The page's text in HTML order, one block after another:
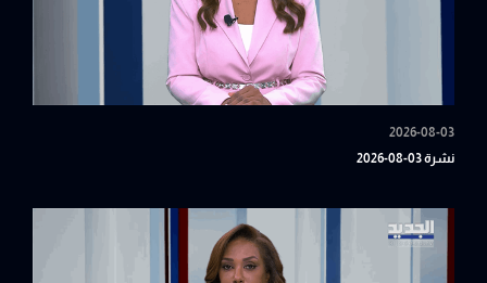
2026-08-03
نشرة 03-08-2026